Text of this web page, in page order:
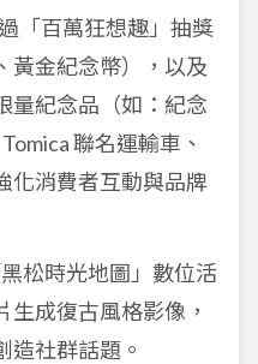
「百萬狂想趣」抽獎
黃金紀念幣），以及
量紀念品（如：紀念
聯名運輸車、
化消費者互動與品牌
松時光地圖」數位活
生成復古風格影像，
造社群話題。